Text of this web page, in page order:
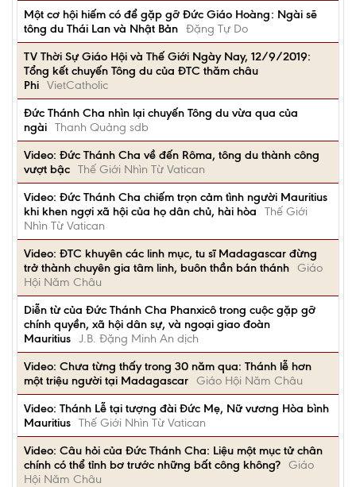
Một cơ hội hiếm có để gặp gỡ Đức Giáo Hoàng: Ngài sẽ
tông du Thái Lan và Nhật Bản Đặng Tự Do
TV Thời Sự Giáo Hội và Thế Giới Ngày Nay, 12/9/2019:
Tổng kết chuyến Tông du của ĐTC thăm châu
Phi VietCatholic
Đức Thánh Cha nhìn lại chuyến Tông du vừa qua của
ngài Thanh Quảng sdb
Video: Đức Thánh Cha về đến Rôma, tông du thành công
vượt bậc Thế Giới Nhìn Từ Vatican
Video: Đức Thánh Cha chiếm trọn cảm tình người Mauritius
khi khen ngợi xã hội của họ dân chủ, hài hòa
Thế Giới
Nhìn Từ Vatican
Video: ĐTC khuyên các linh mục, tu sĩ Madagascar đừng
trở thành chuyên gia tâm linh, buôn thần bán thánh Giáo
Hội Năm Châu
Diễn từ của Đức Thánh Cha Phanxicô trong cuộc gặp gỡ
chính quyền, xã hội dân sự, và ngoại giao đoàn
Mauritius J.B. Đặng Minh An dịch
Video: Chưa từng thấy trong 30 năm qua: Thánh lễ hơn
một triệu người tại Madagascar Giáo Hội Năm Châu
Video: Thánh Lễ tại tượng đài Đức Mẹ, Nữ vương Hòa bình
Mauritius Thế Giới Nhìn Từ Vatican
Video: Câu hỏi của Đức Thánh Cha: Liệu một mục tử chân
chính có thể tỉnh bơ trước những bất công không? Giáo
Hội Năm Châu